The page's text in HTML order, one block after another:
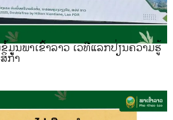
ມູນພາເຂົ້າລາວ ເວທີແລກປ່ຽນຄວາມຮູ້
ກຳ